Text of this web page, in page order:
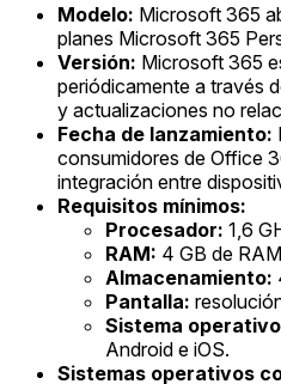
Modelo: Microsoft 365
planes Microsoft 365
Versión: Microsoft 365
periódicamente a través
y actualizaciones no
Fecha de lanzamiento:
consumidores de Office
integración entre
Requisitos mínimos:
Procesador: 1,6
RAM: 4 GB de
Almacenamiento:
Pantalla:
Sistema
Android e iOS.
Sistemas operativos